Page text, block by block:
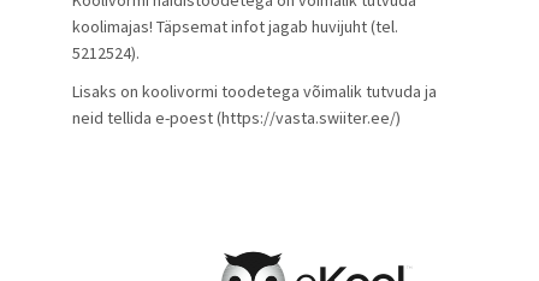
koolimajas! Täpsemat infot jagab huvijuht (tel.
5212524).
Lisaks on koolivormi toodetega võimalik tutvuda ja
neid tellida e-poest (https://vasta.swiiter.ee/)